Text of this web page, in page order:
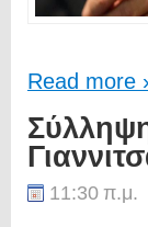
Read more
11:30 π.μ.